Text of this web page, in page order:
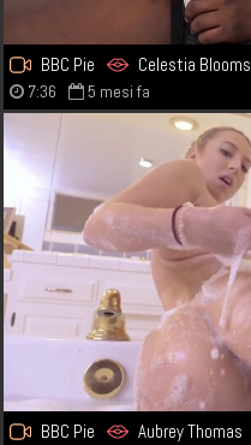
BBC Pie Celestia Blooms
7:36 5 mesi fa
BBC Pie Aubrey Thomas